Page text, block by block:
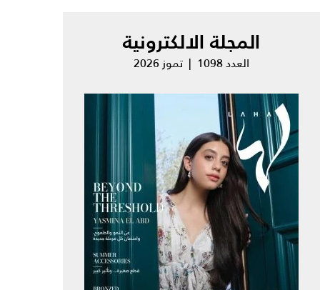
المجلة الالكترونية
العدد 1098 | تموز 2026